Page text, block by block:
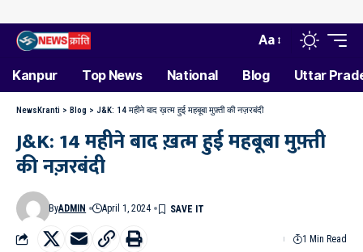
Aa
Kanpur Top News National Blog Uttar
NewsKranti > Blog > J&K: 14 महीने बाद ख़त्म हुई महबूबा मुफ़्ती की नज़रबंदी
J&K: 14 महीने बाद ख़त्म हुई महबूबा मुफ़्ती
की नज़रबंदी
ByADMIN April 1, 2024
1 Min Read